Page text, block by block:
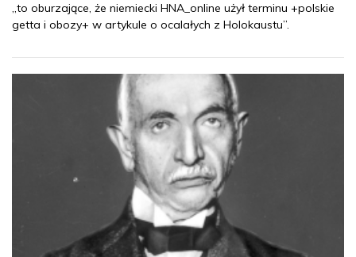
„to oburzające, że niemiecki HNA_online użył terminu +polskie
getta i obozy+ w artykule o ocalałych z Holokaustu”.